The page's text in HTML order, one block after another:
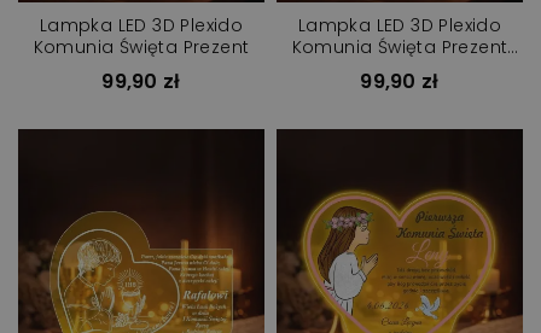
Lampka LED 3D Plexido
Komunia Święta Prezent
99,90 zł
Lampka LED 3D Plexido
Komunia Święta Prezent
IHS
99,90 zł